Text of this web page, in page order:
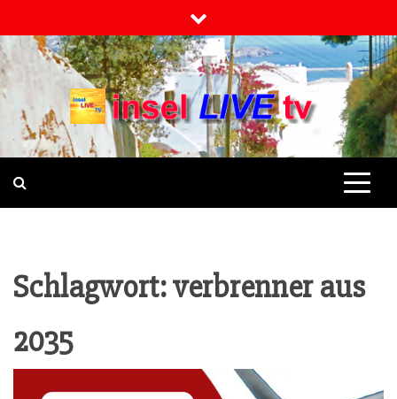
to
content
INSELLIVETV
NACHRICHTEN UND INFO-
MAGAZIN
Schlagwort:verbrenner aus
2035